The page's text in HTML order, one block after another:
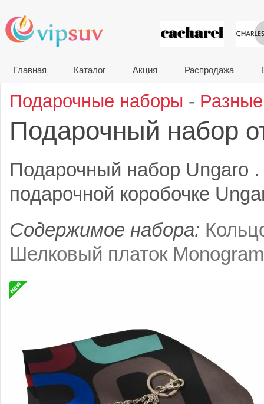
VIP
Главная Каталог Акция Распродажа
Подарочные наборы -
Подарочный набор
Подарочный набор Ungaro
подарочной коробочке
Содержимое набора:
Шелковый платок